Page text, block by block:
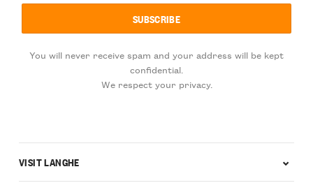
You will never receive spam and your address will be kept
confidential.
We respect your privacy.
VISIT LANGHE